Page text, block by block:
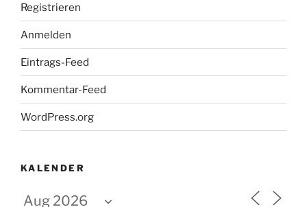
Registrieren
Anmelden
Eintrags-Feed
Kommentar-Feed
WordPress.org
KALENDER